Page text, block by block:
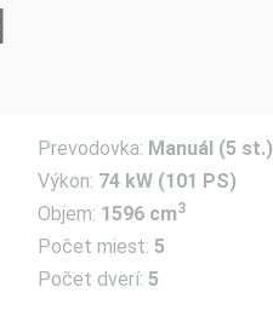
Prevodovka: Manuál (5 st.)
Výkon: 74 kW (101 PS)
Objem: 1596 cm3
Počet miest: 5
Počet dverí: 5